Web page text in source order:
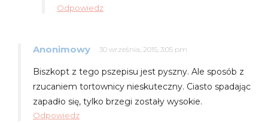
Odpowiedz
Anonimowy 30 września, 2015, 3:05 pm
Biszkopt z tego pszepisu jest pyszny. Ale sposób z
rzucaniem tortownicy nieskuteczny. Ciasto spadając
zapadło się, tylko brzegi zostały wysokie.
Odpowiedz